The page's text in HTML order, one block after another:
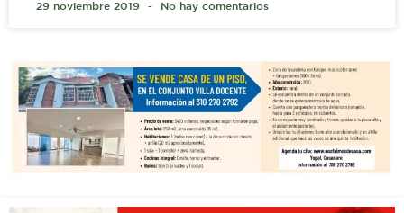
29 noviembre 2019 No hay comentarios